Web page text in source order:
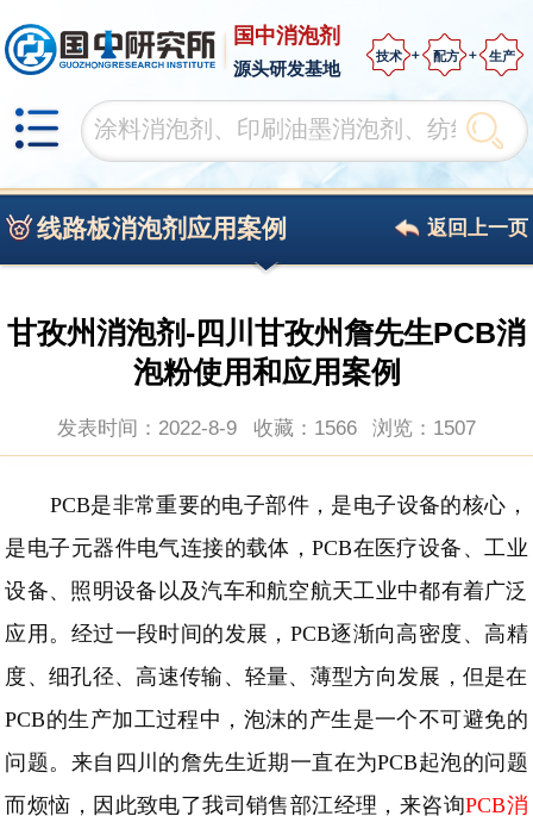
国中消泡剂
源头研发基地
技术 配方 生产
线路板消泡剂应用案例 返回上一页
甘孜州消泡剂-四川甘孜州詹先生PCB消
泡粉使用和应用案例
发表时间：2022-8-9 收藏：1566 浏览： 1507
PCB是非常重要的电子部件， 是电子设备的核心，
是电子元器件电气连接的载体 ，PCB在医疗设备、工业
设备、照明设备以及汽车和航空航天工业中都有着广泛
应用。经过一段时间的发展，PCB逐渐向高密度、高精
度、细孔径、高速传输、轻量、薄型方向发展，但是在
PCB的生产加工过程中，泡沫的产生是一个不可避免的
问题。来自四川的詹先生近期一直在为PCB起泡的问题
而烦恼，因此致电了我司销售部江经理，来咨询PCB消